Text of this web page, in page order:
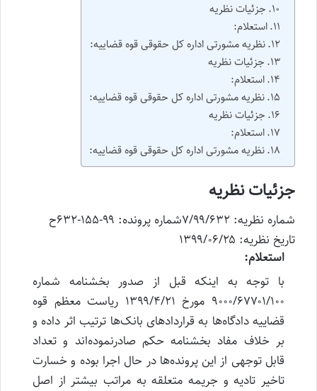
جزئیات نظریه
استعلام:
نظریه مشورتی اداره کل حقوقی قوه قضاییه:
جزئیات نظریه
استعلام:
نظریه مشورتی اداره کل حقوقی قوه قضاییه:
جزئیات نظریه
استعلام:
نظریه مشورتی اداره کل حقوقی قوه قضاییه:
جزئیات نظریه
شماره نظریه: ۷/۹۹/۶۳۲
شماره پرونده: ۹۹-۱۵۵-۶۳۲ح
تاریخ نظریه: ۱۳۹۹/۰۶/۲۵
استعلام:
با توجه به اینکه قبل از صدور بخشنامه شماره
۹۰۰۰/۶۷۷۰۱/۱۰۰ مورخ ۱۳۹۹/۴/۲۱ ریاست معظم قوه
قضاییه دادگاه‌ها به قراردادهای بانک‌ها ترتیب اثر داده و
بر خلاف مفاد بخشنامه حکم صادرنموده‌اند و تعداد
قابل توجهی از این پرونده‌ها در حال اجرا بوده و خسارت
تاخیر تادیه و جریمه متعلقه به مراتب بیشتر از اصل